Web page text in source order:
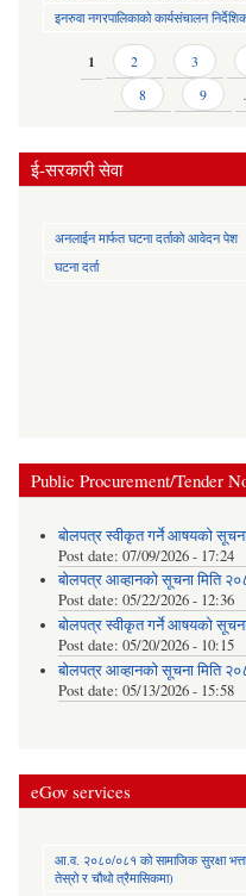
इनरुवा नगरपालिकाको कार्यसंचालन
Pages1 2 3
8
9
ई-सरकारी सेवा
अनलाईन मार्फत घटना दर्ताको आवेदन पेश
घटना दर्ता
Public Procurement/Tender
बोलपत्र स्वीकृत गर्ने आषयको
Post date: 07/09/2026 - 17:24
बोलपत्र आव्हानको सूचना मिति
Post date: 05/22/2026 - 12:36
बोलपत्र स्वीकृत गर्ने आषयको
Post date: 05/20/2026 - 10:15
बोलपत्र आव्हानको सूचना मिति
Post date: 05/13/2026 - 15:58
eGov services
आ.व. २०८०/०८१ को सामाजिक सुरक्षा भत्ता
तेस्रो र चौथो त्रैमासिकमा)